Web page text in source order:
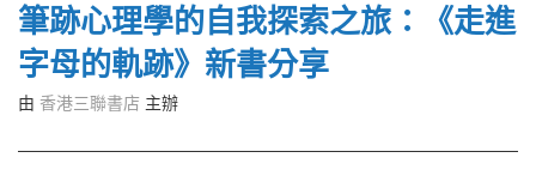
筆跡心理學的自我探索之旅：《走進
字母的軌跡》新書分享
由 香港三聯書店 主辦